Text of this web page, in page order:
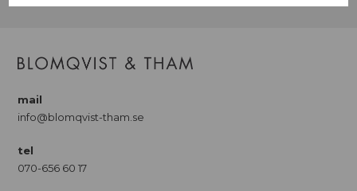
mail
info@blomqvist-tham.se
tel
070-656 60 17